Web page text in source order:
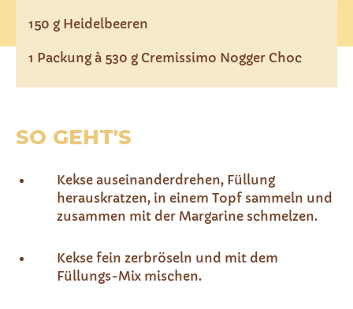
150 g Heidelbeeren
1 Packung à 530 g Cremissimo Nogger Choc
SO GEHT'S
Kekse auseinanderdrehen, Füllung
herauskratzen, in einem Topf sammeln und
zusammen mit der Margarine schmelzen.
Kekse fein zerbröseln und mit dem
Füllungs-Mix mischen.